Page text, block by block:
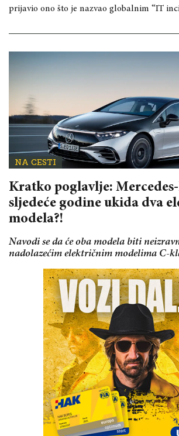
prijavio ono što je nazvao globalnim “IT
NA CESTI
Kratko poglavlje:
sljedeće godine ukida dva
modela?!
Navodi se da će oba modela biti
nadolazećim električnim modelima C-